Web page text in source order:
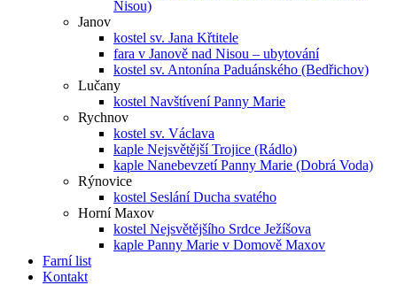
Nisou)
Janov
kostel sv. Jana Křtitele
fara v Janově nad Nisou – ubytování
kostel sv. Antonína Paduánského (Bedřichov)
Lučany
kostel Navštívení Panny Marie
Rychnov
kostel sv. Václava
kaple Nejsvětější Trojice (Rádlo)
kaple Nanebevzetí Panny Marie (Dobrá Voda)
Rýnovice
kostel Seslání Ducha svatého
Horní Maxov
kostel Nejsvětějšího Srdce Ježíšova
kaple Panny Marie v Domově Maxov
Farní list
Kontakt